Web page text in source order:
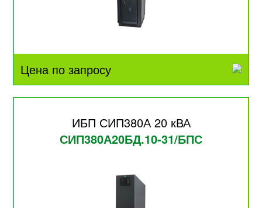
Цена по запросу
ИБП СИП380А 20 кВА
СИП380А20БД.10-31/БПС